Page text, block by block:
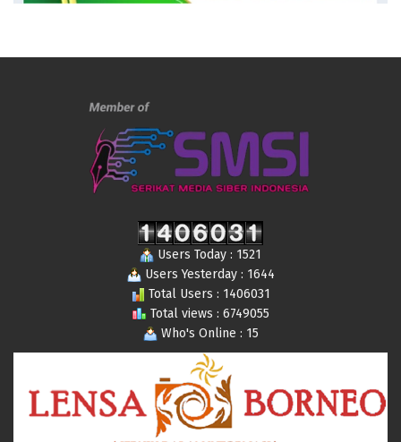
Users Today : 1521
Users Yesterday : 1644
Total Users : 1406031
Total views : 6749055
Who's Online : 15